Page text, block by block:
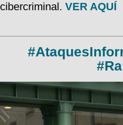
cibercriminal. VER AQUÍ